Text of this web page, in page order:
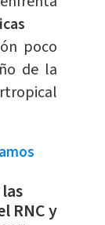
poco
de la
RNC y